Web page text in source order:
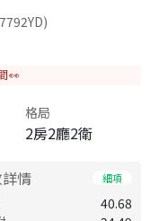
👀
格局
2房2廳2衛
情 細項
40.68